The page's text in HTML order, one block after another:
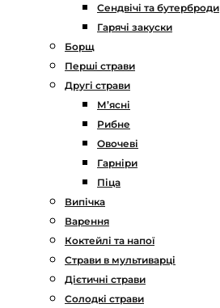
Сендвічі та бутерброди
Гарячі закуски
Борщ
Перші страви
Другі страви
М’ясні
Рибне
Овочеві
Гарніри
Піца
Випічка
Варення
Коктейлі та напої
Страви в мультиварці
Дієтичні страви
Солодкі страви